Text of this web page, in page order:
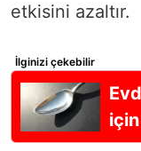
etkisini azaltır.
İlginizi çekebilir